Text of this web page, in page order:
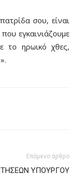
σου, είναι
εγκαινιάζουμε
το ηρωικό χθες,
Επόμενο άρθρο
ΥΠΟΥΡΓΟΥ